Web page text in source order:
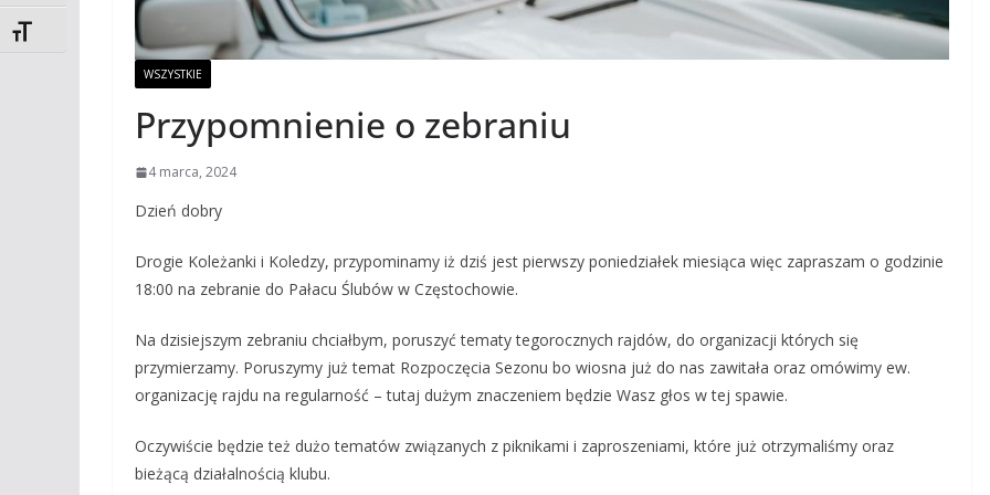
Toggle Font size
WSZYSTKIE
Przypomnienie o zebraniu
4 marca, 2024
Dzień dobry
Drogie Koleżanki i Koledzy, przypominamy iż dziś jest pierwszy poniedziałek miesiąca więc zapraszam o godzinie
18:00 na zebranie do Pałacu Ślubów w Częstochowie.
Na dzisiejszym zebraniu chciałbym, poruszyć tematy tegorocznych rajdów, do organizacji których się
przymierzamy. Poruszymy już temat Rozpoczęcia Sezonu bo wiosna już do nas zawitała oraz omówimy ew.
organizację rajdu na regularność – tutaj dużym znaczeniem będzie Wasz głos w tej spawie.
Oczywiście będzie też dużo tematów związanych z piknikami i zaproszeniami, które już otrzymaliśmy oraz
bieżącą działalnością klubu.